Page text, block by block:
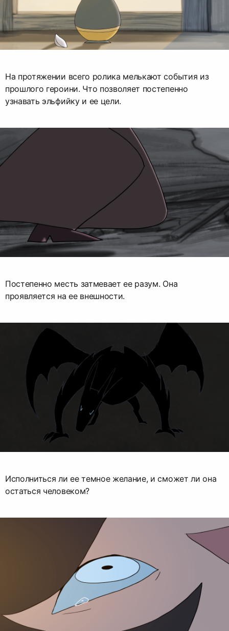
На протяжении всего ролика мелькают события из
прошлого героини. Что позволяет постепенно
узнавать эльфийку и ее цели.
Постепенно месть затмевает ее разум. Она
проявляется на ее внешности.
Исполниться ли ее темное желание, и сможет ли она
остаться человеком?